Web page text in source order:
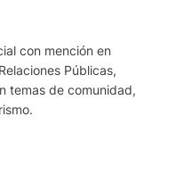
con mención en
Públicas,
temas de comunidad,